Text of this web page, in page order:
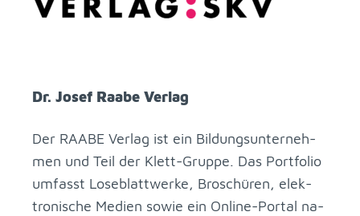
Dr. Jo­sef Raabe Ver­lag
Der RAABE Ver­lag ist ein Bil­dungs­un­ter­neh­
men und Teil der Klett-Grup­pe. Das Port­fo­lio
um­fasst Lo­se­blatt­wer­ke, Bro­schü­ren, elek­
tro­ni­sche Me­di­en so­wie ein On­line-Por­tal na­